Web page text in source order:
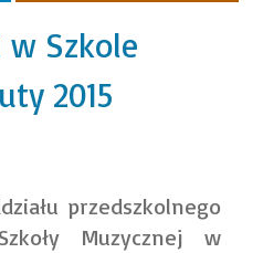
w Szkole
2015
przedszkolnego
Muzycznej w